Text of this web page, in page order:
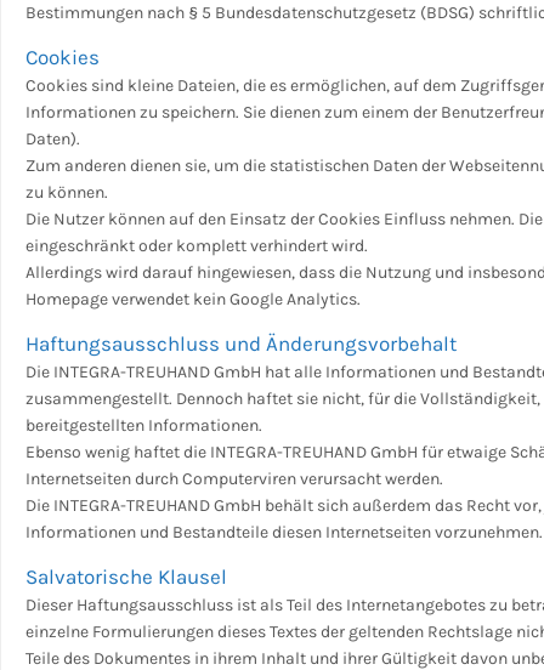
Bestimmungen nach § 5 Bundesdatenschutzgesetz (BDSG)
Cookies
Cookies sind kleine Dateien, die es ermöglichen, auf dem
Informationen zu speichern. Sie dienen zum einem der
Daten).
Zum anderen dienen sie, um die statistischen Daten der
zu können.
Die Nutzer können auf den Einsatz der Cookies Einfluss nehmen.
eingeschränkt oder komplett verhindert wird.
Allerdings wird darauf hingewiesen, dass die Nutzung und
Homepage verwendet kein Google Analytics.
Haftungsausschluss und Änderungsvorbehalt
Die INTEGRA-TREUHAND GmbH hat alle Informationen und
zusammengestellt. Dennoch haftet sie nicht, für die
bereitgestellten Informationen.
Ebenso wenig haftet die INTEGRA-TREUHAND GmbH für etwaige
Internetseiten durch Computerviren verursacht werden.
Die INTEGRA-TREUHAND GmbH behält sich außerdem das Recht
Informationen und Bestandteile diesen Internetseiten vorzunehmen.
Salvatorische Klausel
Dieser Haftungsausschluss ist als Teil des Internetangebotes zu
einzelne Formulierungen dieses Textes der geltenden Rechtslage
Teile des Dokumentes in ihrem Inhalt und ihrer Gültigkeit davon